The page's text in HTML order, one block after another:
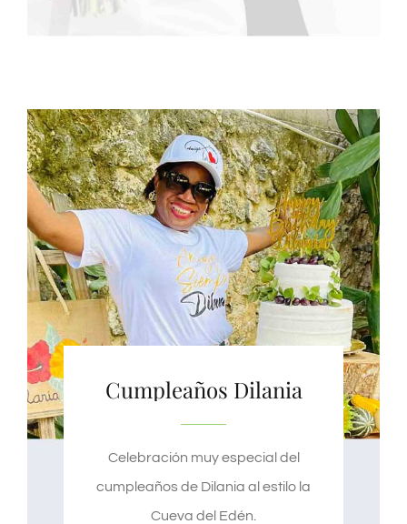
Cumpleaños Dilania
Celebración muy especial del
cumpleaños de Dilania al estilo la
Cueva del Edén.